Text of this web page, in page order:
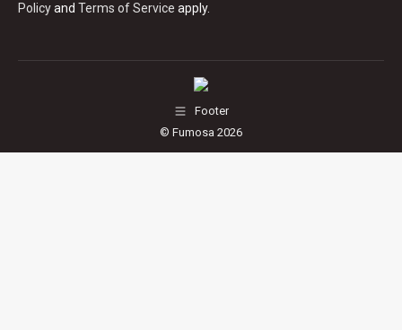
Policyand Terms of Service apply.
Footer
© Fumosa 2026